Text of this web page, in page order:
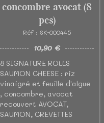
concombre avocat (8
pcs)
Réf : SK-000445
10,90 €
8 SIGNATURE ROLLS
SAUMON CHEESE : riz
vinaigré et feuille d'algue
, concombre, avocat
recouvert AVOCAT,
SAUMON, CREVETTES